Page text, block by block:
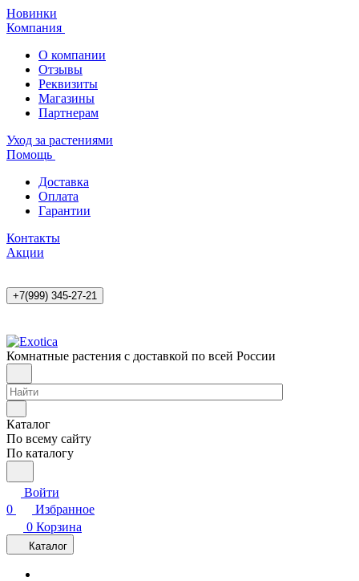
Новинки
Компания
О компании
Отзывы
Реквизиты
Магазины
Партнерам
Уход за растениями
Помощь
Доставка
Оплата
Гарантии
Контакты
Акции
+7(999) 345-27-21
Комнатные растения с доставкой по всей России
Каталог
По всему сайту
По каталогу
Войти
0
Избранное
0 Корзина
Каталог